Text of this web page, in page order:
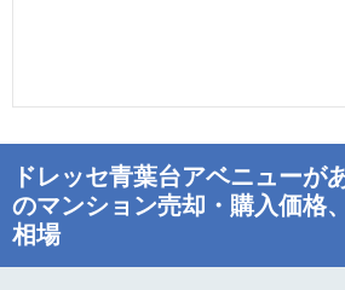
ドレッセ青葉台アベニューが
のマンション売却・購入価格
相場